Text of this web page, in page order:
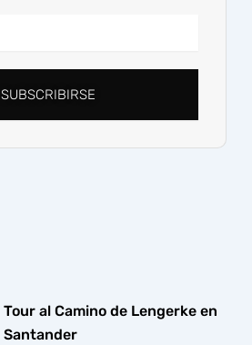
SUBSCRIBIRSE
Tour al Camino de Lengerke en
Santander